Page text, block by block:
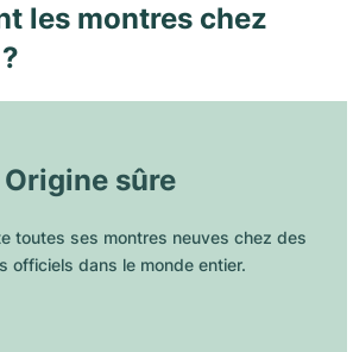
les montres chez
Origine sûre
toutes ses montres neuves chez des
officiels dans le monde entier.